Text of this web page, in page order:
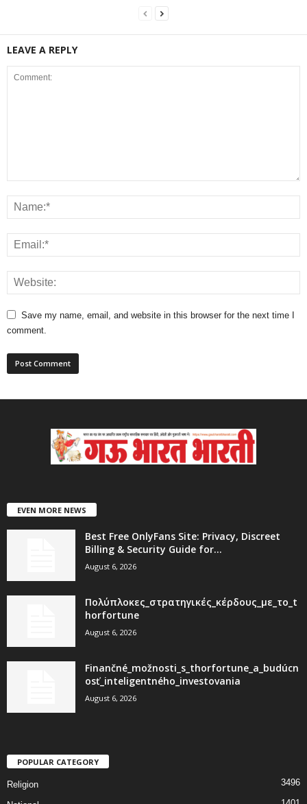
LEAVE A REPLY
Save my name, email, and website in this browser for the next time I
comment.
EVEN MORE NEWS
Best Free OnlyFans Site: Privacy, Discreet
Billing & Security Guide for...
August 6, 2026
Πολύπλοκες_στρατηγικές_κέρδους_με_το_t
horfortune
August 6, 2026
Finančné_možnosti_s_thorfortune_a_budúcn
osť_inteligentného_investovania
August 6, 2026
POPULAR CATEGORY
Religion 3496